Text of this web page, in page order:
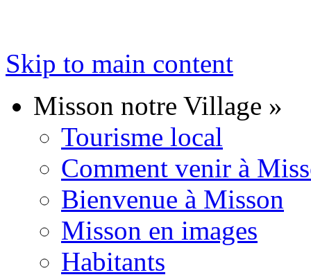
Skip to main content
Misson notre Village »
Tourisme local
Comment venir à
Bienvenue à Misson
Misson en images
Habitants